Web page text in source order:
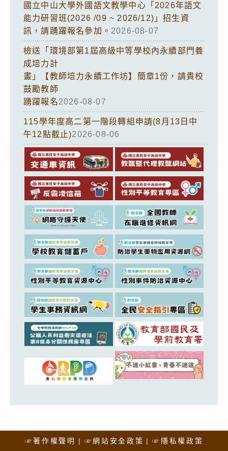
國立中山大學外國語文教學中心「2026年語文
能力研習班(2026 /09 ~ 2026/12)」招生資
訊，請踴躍報名參加。 2026-08-07
檢送「環境部第1屆高級中等學校內永續部門養
成培力計
畫」【教師培力永續工作坊】簡章1份，請貴校
鼓勵教師
踴躍報名2026-08-07
115學年度高二第一階段轉組申請(8月13日中
午12點截止)2026-08-06
☞著作權聲明 ☞網站安全政策 ☞隱私權政策